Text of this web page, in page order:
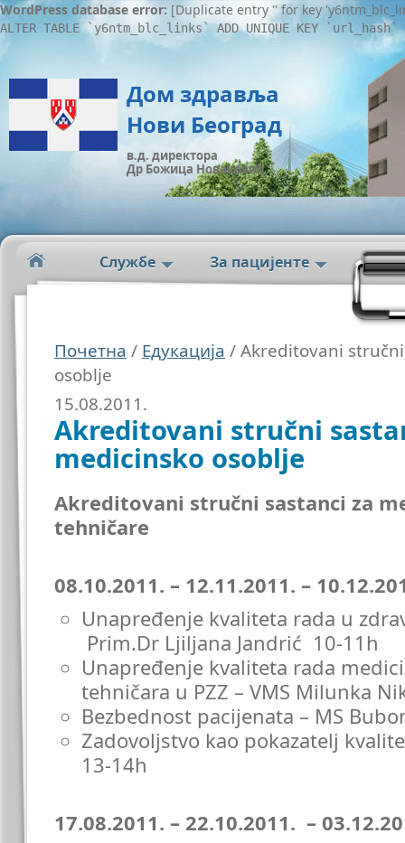
WordPress database error: [Duplicate entry '' for key
ALTER TABLE `y6ntm_blc_links` ADD UNIQUE KEY
Дом здравља
Нови Београд
в.д. директора
Др Божица Новаковић
Службе За пацијенте
Почетна / Едукација / Akreditovani
osoblje
15.08.2011.
Akreditovani stručni
medicinsko osoblje
Akreditovani stručni sastanci za
tehničare
08.10.2011. – 12.11.2011. –
Unapređenje kvaliteta rada u
Prim.Dr Ljiljana Jandrić 10-11h
Unapređenje kvaliteta rada
tehničara u PZZ – VMS Milunka
Bezbednost pacijenata – MS
Zadovoljstvo kao pokazatelj
13-14h
17.08.2011. – 22.10.2011. –